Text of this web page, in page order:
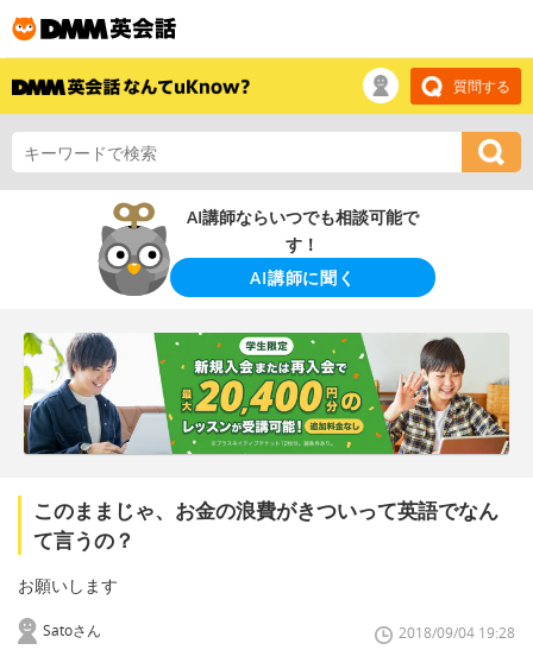
質問する
AI講師ならいつでも相談可能で
す！
AI講師に聞く
このままじゃ、お金の浪費がきついって英語でなん
て言うの？
お願いします
Satoさん 2018/09/04 19:28